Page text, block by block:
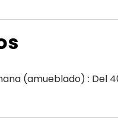
(amueblado) : Del